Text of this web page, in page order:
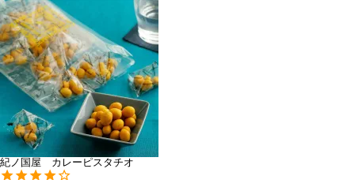
紀ノ国屋 カレーピスタチオ